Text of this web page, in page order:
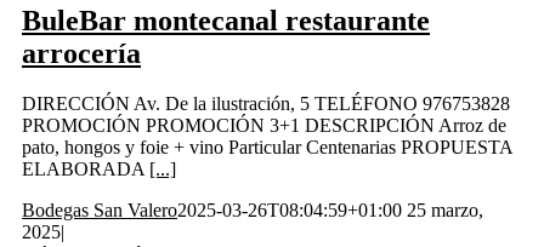
BuleBar montecanal restaurante
arrocería
DIRECCIÓN Av. De la ilustración, 5 TELÉFONO 976753828
PROMOCIÓN PROMOCIÓN 3+1 DESCRIPCIÓN Arroz de
pato, hongos y foie + vino Particular Centenarias PROPUESTA
ELABORADA [...]
Bodegas San Valero2025-03-26T08:04:59+01:00 25 marzo,
2025|